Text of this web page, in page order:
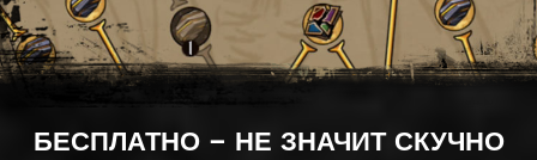
БЕСПЛАТНО — НЕ ЗНАЧИТ СКУЧНО